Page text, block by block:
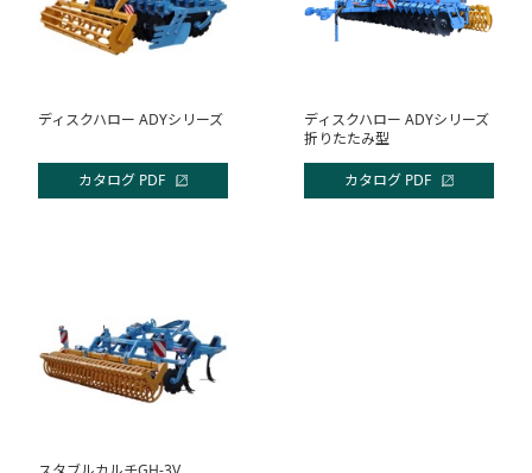
ディスクハロー ADYシリーズ
カタログ PDF
ディスクハロー ADYシリーズ
折りたたみ型
カタログ PDF